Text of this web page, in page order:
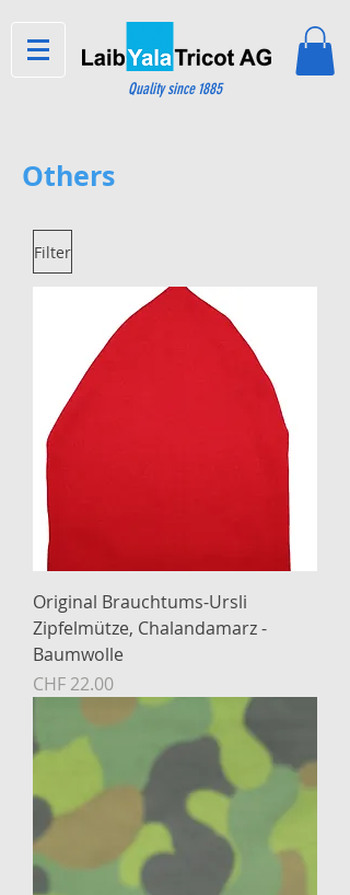
Quality since 1885
Others
Filter
Original Brauchtums-Ursli
Zipfelmütze, Chalandamarz -
Baumwolle
Preis
CHF 22.00